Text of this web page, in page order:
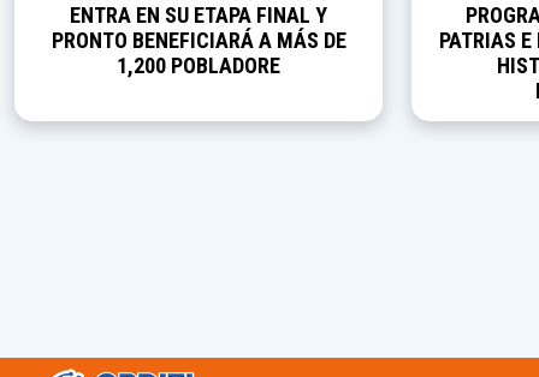
ENTRA EN SU ETAPA FINAL Y
PRONTO BENEFICIARÁ A MÁS DE
1,200 POBLADORE
PATRIAS